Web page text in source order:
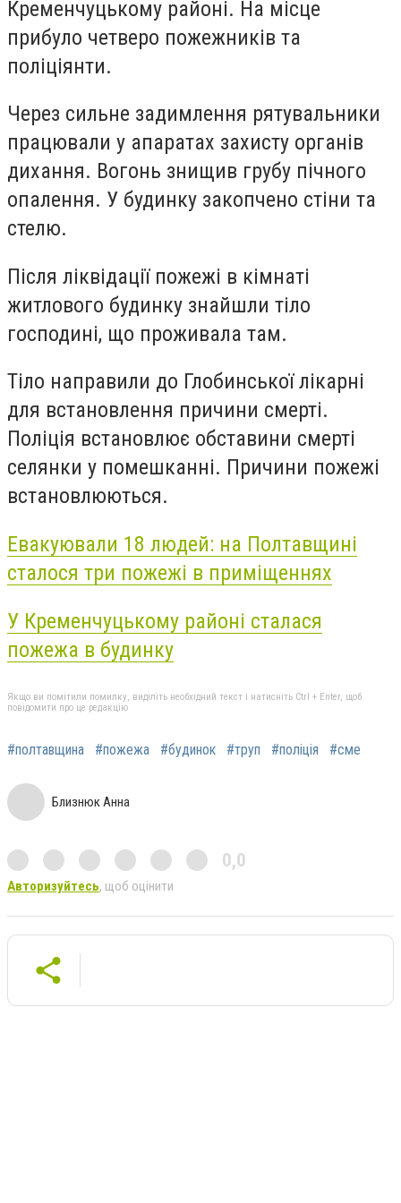
Кременчуцькому районі. На місце
прибуло четверо пожежників та
поліціянти.
Через сильне задимлення рятувальники
працювали у апаратах захисту органів
дихання. Вогонь знищив грубу пічного
опалення. У будинку закопчено стіни та
стелю.
Після ліквідації пожежі в кімнаті
житлового будинку знайшли тіло
господині, що проживала там.
Тіло направили до Глобинської лікарні
для встановлення причини смерті.
Поліція встановлює обставини смерті
селянки у помешканні. Причини пожежі
встановлюються.
Евакуювали 18 людей: на Полтавщині
сталося три пожежі в приміщеннях
У Кременчуцькому районі сталася
пожежа в будинку
Якщо ви помітили помилку, виділіть необхідний текст і натисніть Ctrl + Enter, щоб
повідомити про це редакцію
#полтавщина #пожежа #будинок #труп #поліція #сме
Близнюк Анна
0,0
Авторизуйтесь, щоб оцінити